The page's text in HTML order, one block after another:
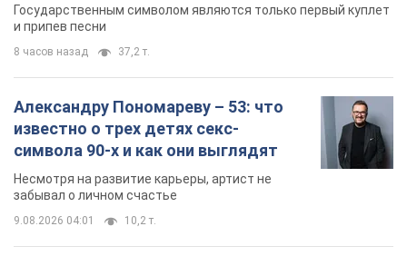
Государственным символом являются только первый куплет
и припев песни
8 часов назад 37,2 т.
Александру Пономареву – 53: что
известно о трех детях секс-
символа 90-х и как они выглядят
Несмотря на развитие карьеры, артист не
забывал о личном счастье
9.08.2026 04:01 10,2 т.